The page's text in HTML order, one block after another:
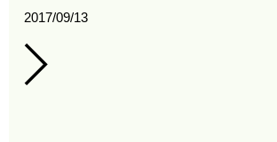
2017/09/13